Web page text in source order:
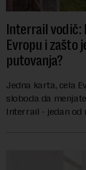
Interrail vodič:
Evropu i zašto
putovanja?
Jedna karta, cela
sloboda da
Interrail - jedan od